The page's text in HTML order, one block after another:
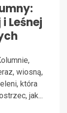
Leśnej
wiosną,
która
jak...